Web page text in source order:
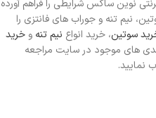
نوین ساکس شرایطی را فراهم آورده
نیم تنه و جوراب های فانتزی را
سوتین، خرید انواع نیم تنه و خرید
های موجود در سایت مراجعه
نمایید.